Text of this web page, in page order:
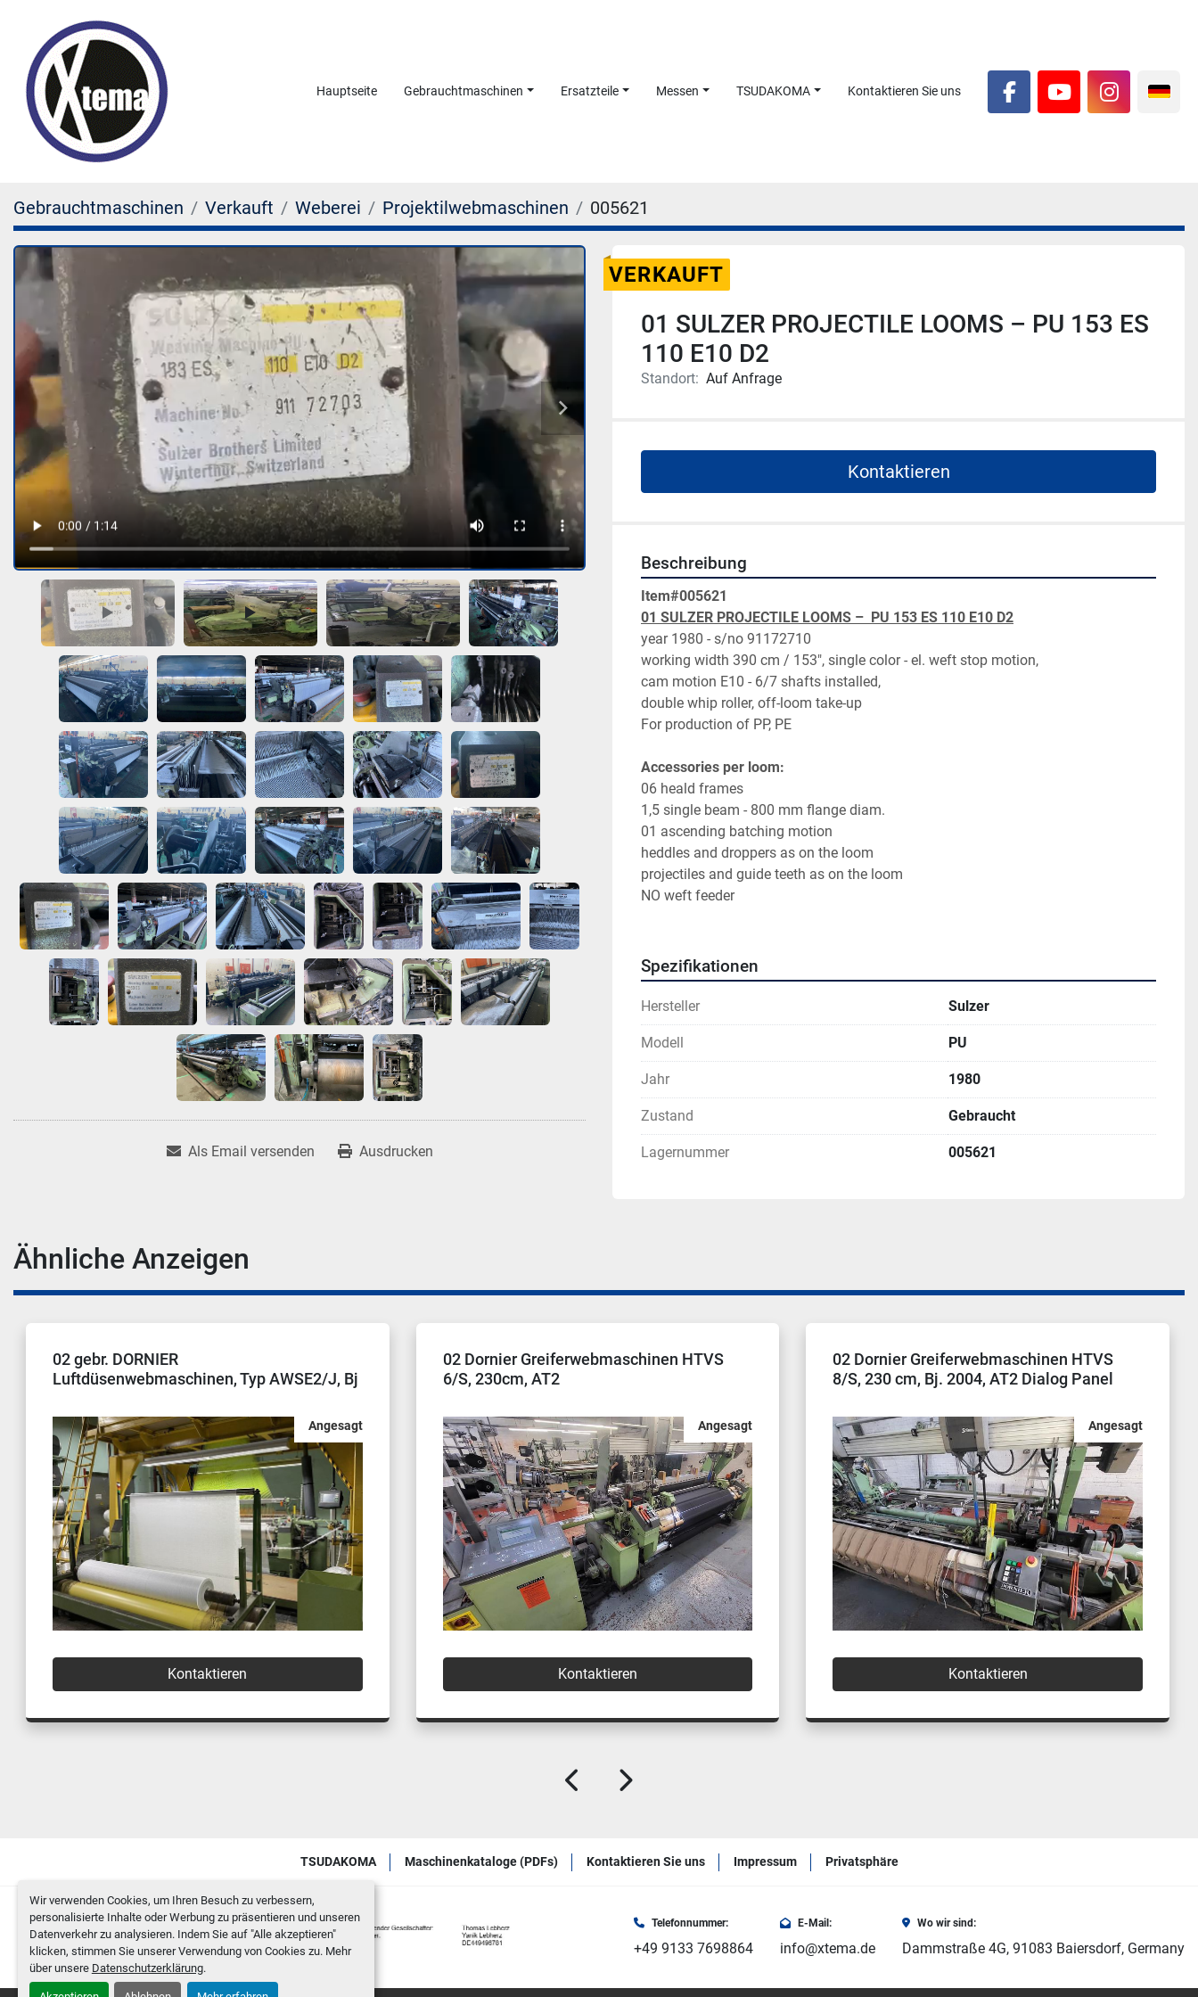
Wir verwenden Cookies, um Ihren Besuch zu verbessern,
personalisierte Inhalte oder Werbung zu präsentieren und unseren
Datenverkehr zu analysieren. Indem Sie auf "Alle akzeptieren"
klicken, stimmen Sie unserer Verwendung von Cookies zu. Mehr
über unsere Datenschutzerklärung.
Hauptseite Gebrauchtmaschinen Ersatzteile Messen TSUDAKOMA Kontaktieren Sie uns
facebook
youtube
Gebrauchtmaschinen Verkauft Weberei Projektilwebmaschinen 005621
Als Email versenden Ausdrucken
VERKAUFT
01 SULZER PROJECTILE LOOMS – PU 153 ES
110 E10 D2
Standort: Auf Anfrage
Kontaktieren
Beschreibung
Item#005621
01 SULZER PROJECTILE LOOMS –  PU 153 ES 110 E10 D2
year 1980 - s/no 91172710
working width 390 cm / 153", single color - el. weft stop motion,
cam motion E10 - 6/7 shafts installed,
double whip roller, off-loom take-up
For production of PP, PE
Accessories per loom:
06 heald frames
1,5 single beam - 800 mm flange diam.
01 ascending batching motion
heddles and droppers as on the loom
projectiles and guide teeth as on the loom
NO weft feeder
Spezifikationen
Hersteller Sulzer
Modell PU
Jahr 1980
Zustand Gebraucht
Lagernummer 005621
Ähnliche Anzeigen
02 Dornier Greiferwebmaschinen HTVS
6/S, 230cm, AT2
Angesagt
Kontaktieren
02 Dornier Greiferwebmaschinen HTVS
8/S, 230 cm, Bj. 2004, AT2 Dialog Panel
Angesagt
Kontaktieren
01 Dornier Greiferwebmaschine PTV 8/S,
Nennbreite 220 cm, Bj. 2003, AT2 Dialog
Angesagt
Kontaktieren
TSUDAKOMA Maschinenkataloge (PDFs) Kontaktieren Sie uns Impressum Privatsphäre
Telefonnummer:
+49 9133 7698864
E-Mail:
info@xtema.de
Wo wir sind:
Dammstraße 4G, 91083 Baiersdorf, Germany